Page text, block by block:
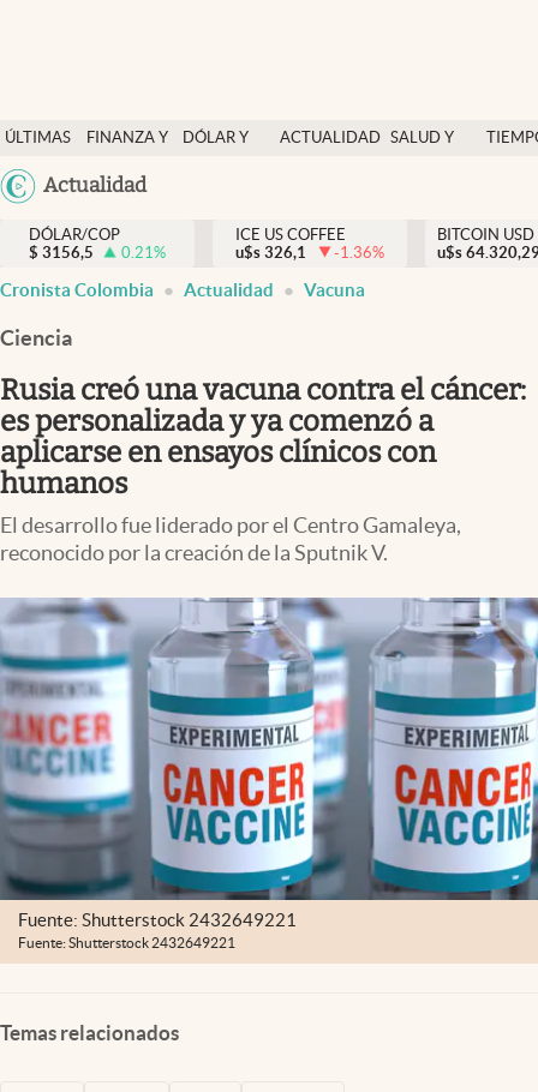
ÚLTIMAS
NOTICIAS
FINANZA Y
DÓLAR Y
ACTUALIDAD SALUD Y
México
Actualidad
Salud y nutrición
Vida espiritual
Actualidad
Colombia
DÓLAR/COP
$ 3156,5 0.21%
ICE US COFFEE
u$s 326,1 -1.36%
BITCOIN USD
u$s
Cronista Colombia Actualidad Vacuna
Ciencia
Rusia creó una vacuna contra el cáncer:
es personalizada y ya comenzó a
aplicarse en ensayos clínicos con
humanos
El desarrollo fue liderado por el Centro Gamaleya,
reconocido por la creación de la Sputnik V.
Fuente: Shutterstock 2432649221
Fuente: Shutterstock 2432649221
Temas relacionados